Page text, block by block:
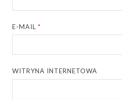
E-MAIL*
WITRYNA INTERNETOWA